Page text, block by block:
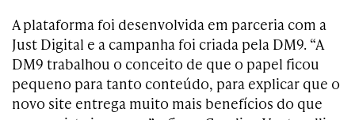
A plataforma foi desenvolvida em parceria com a
Just Digital e a campanha foi criada pela DM9. “A
DM9 trabalhou o conceito de que o papel ficou
pequeno para tanto conteúdo, para explicar que o
novo site entrega muito mais benefícios do que